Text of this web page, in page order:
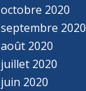
octobre 2020
septembre 2020
août 2020
juillet 2020
juin 2020